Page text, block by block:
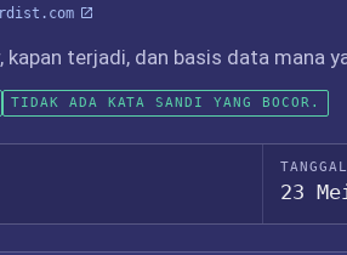
kapan terjadi, dan basis data mana
TIDAK ADA KATA SANDI YANG BOCOR.
23